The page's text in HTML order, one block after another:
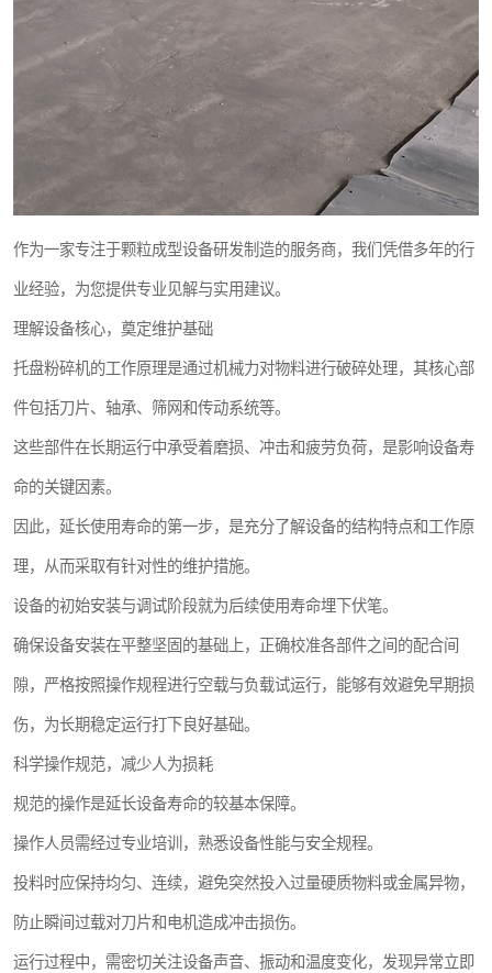
作为一家专注于颗粒成型设备研发制造的服务商，我们凭借多年的行
业经验，为您提供专业见解与实用建议。
理解设备核心，奠定维护基础
托盘粉碎机的工作原理是通过机械力对物料进行破碎处理，其核心部
件包括刀片、轴承、筛网和传动系统等。
这些部件在长期运行中承受着磨损、冲击和疲劳负荷，是影响设备寿
命的关键因素。
因此，延长使用寿命的第一步，是充分了解设备的结构特点和工作原
理，从而采取有针对性的维护措施。
设备的初始安装与调试阶段就为后续使用寿命埋下伏笔。
确保设备安装在平整坚固的基础上，正确校准各部件之间的配合间
隙，严格按照操作规程进行空载与负载试运行，能够有效避免早期损
伤，为长期稳定运行打下良好基础。
科学操作规范，减少人为损耗
规范的操作是延长设备寿命的较基本保障。
操作人员需经过专业培训，熟悉设备性能与安全规程。
投料时应保持均匀、连续，避免突然投入过量硬质物料或金属异物，
防止瞬间过载对刀片和电机造成冲击损伤。
运行过程中，需密切关注设备声音、振动和温度变化，发现异常立即